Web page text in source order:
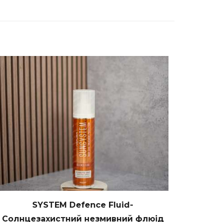
SYSTEM Defence Fluid-
Солнцезахистний незмивний флюід